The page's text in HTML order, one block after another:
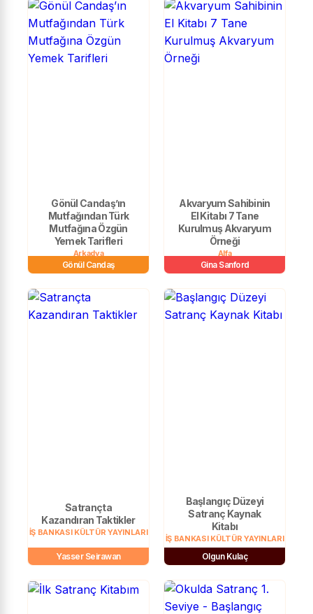
Gönül Candaş’ın
Mutfağından Türk
Mutfağına Özgün
Yemek Tarifleri
Arkadya
Gönül Candaş
Akvaryum Sahibinin
El Kitabı 7 Tane
Kurulmuş Akvaryum
Örneği
Alfa
Gina Sanford
Satrançta
Kazandıran Taktikler
İŞ BANKASI KÜLTÜR YAYINLARI
Yasser Seirawan
Başlangıç Düzeyi
Satranç Kaynak
Kitabı
İŞ BANKASI KÜLTÜR YAYINLARI
Olgun Kulaç